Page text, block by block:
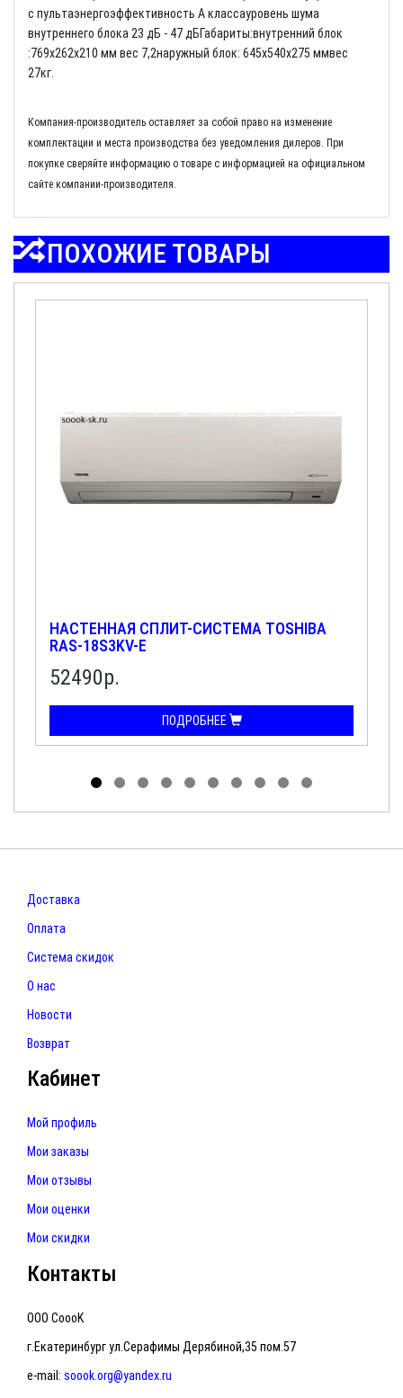
с пультаэнергоэффективность A классауровень шума
внутреннего блока 23 дБ - 47 дБГабариты:внутренний блок
:769x262x210 мм вес 7,2наружный блок: 645x540x275 ммвес
27кг.
Компания-производитель оставляет за собой право на изменение
комплектации и места производства без уведомления дилеров. При
покупке сверяйте информацию о товаре с информацией на официальном
сайте компании-производителя.
ПОХОЖИЕ ТОВАРЫ
НАСТЕННАЯ СПЛИТ-СИСТЕМА TOSHIBA
RAS-18S3KV-E
52490р.
ПОДРОБНЕЕ
Доставка
Оплата
Система скидок
О нас
Новости
Возврат
Кабинет
Мой профиль
Мои заказы
Мои отзывы
Мои оценки
Мои скидки
Контакты
ООО CoooK
г.Екатеринбург ул.Серафимы Дерябиной,35 пом.57
e-mail: soook.org@yandex.ru